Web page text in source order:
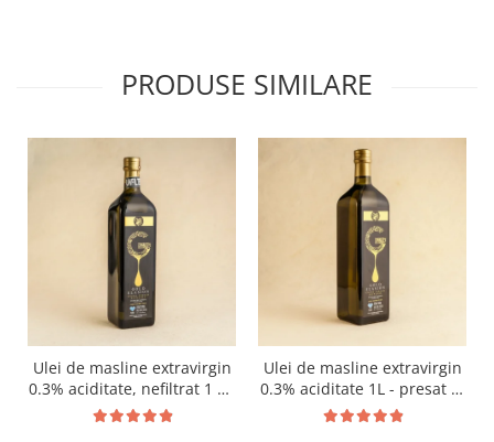
PRODUSE SIMILARE
Ulei de masline extravirgin
0.3% aciditate, nefiltrat 1 L -
presat la rece RECOLTA
Ulei de masline extravirgin
0.3% aciditate 1L - presat la
rece RECOLTA NOUA